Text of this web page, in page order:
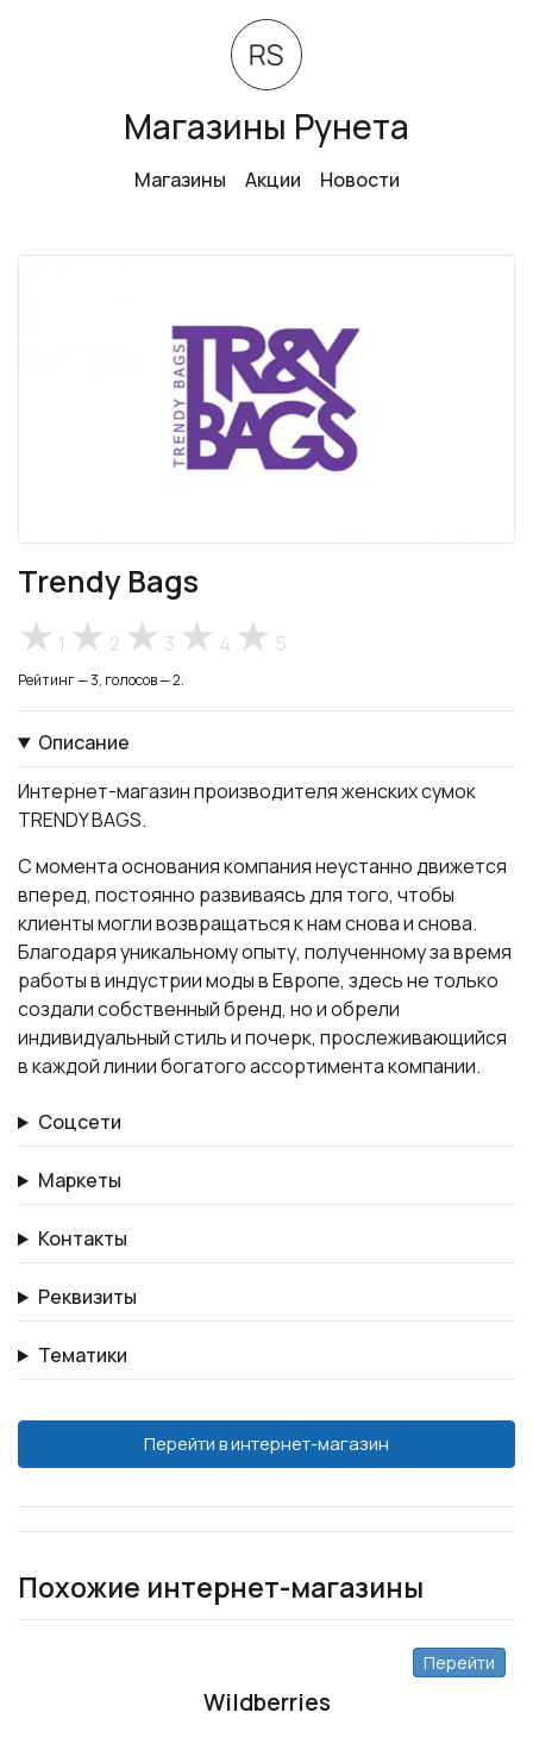
Магазины Рунета
Магазины Акции Новости
Trendy Bags
1 2 3 4 5
Рейтинг — 3, голосов — 2.
Описание
Интернет-магазин производителя женских сумок
TRENDY BAGS.
С момента основания компания неустанно движется
вперед, постоянно развиваясь для того, чтобы
клиенты могли возвращаться к нам снова и снова.
Благодаря уникальному опыту, полученному за время
работы в индустрии моды в Европе, здесь не только
создали собственный бренд, но и обрели
индивидуальный стиль и почерк, прослеживающийся
в каждой линии богатого ассортимента компании.
Соцсети
Маркеты
Контакты
Реквизиты
Тематики
Перейти в интернет-магазин
Похожие интернет-магазины
Wildberries
Перейти